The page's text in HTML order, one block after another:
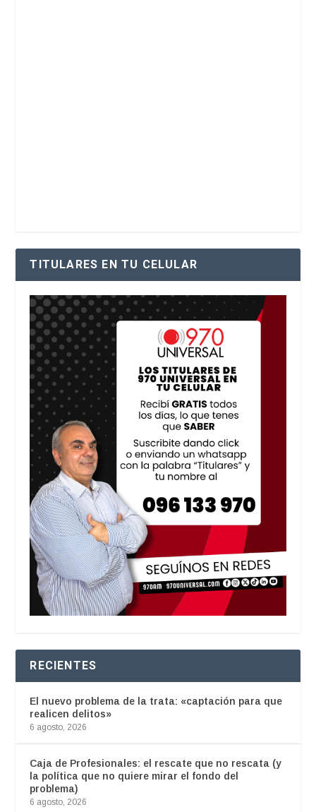
TITULARES EN TU CELULAR
RECIENTES
El nuevo problema de la trata: «captación para que
realicen delitos»
6 agosto, 2026
Caja de Profesionales: el rescate que no rescata (y
la política que no quiere mirar el fondo del
problema)
6 agosto, 2026